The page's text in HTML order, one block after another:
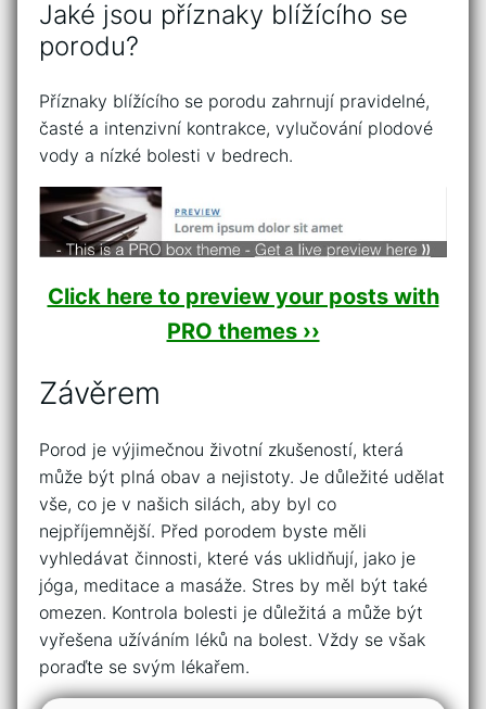
Jaké jsou příznaky blížícího se
porodu?
Příznaky blížícího se porodu zahrnují pravidelné,
časté a intenzivní kontrakce, vylučování plodové
vody a nízké bolesti v bedrech.
Click here to preview your posts with
PRO themes ››
Závěrem
Porod je výjimečnou životní zkušeností, která
může být plná obav a nejistoty. Je důležité udělat
vše, co je v našich silách, aby byl co
nejpříjemnější. Před porodem byste měli
vyhledávat činnosti, které vás uklidňují, jako je
jóga, meditace a masáže. Stres by měl být také
omezen. Kontrola bolesti je důležitá a může být
vyřešena užíváním léků na bolest. Vždy se však
poraďte se svým lékařem.